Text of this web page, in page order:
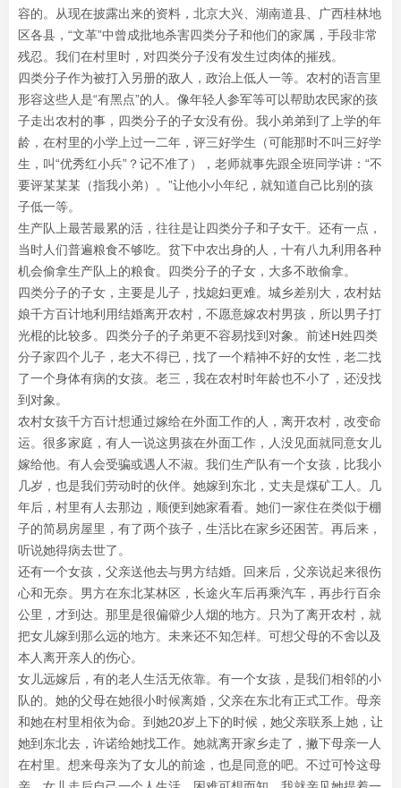
容的。从现在披露出来的资料，北京大兴、湖南道县、广西桂林地
区各县，“文革”中曾成批地杀害四类分子和他们的家属，手段非常
残忍。我们在村里时，对四类分子没有发生过肉体的摧残。
四类分子作为被打入另册的敌人，政治上低人一等。农村的语言里
形容这些人是“有黑点”的人。像年轻人参军等可以帮助农民家的孩
子走出农村的事，四类分子的子女没有份。我小弟弟到了上学的年
龄，在村里的小学上过一二年，评三好学生（可能那时不叫三好学
生，叫“优秀红小兵”？记不准了），老师就事先跟全班同学讲：“不
要评某某某（指我小弟）。”让他小小年纪，就知道自己比别的孩
子低一等。
生产队上最苦最累的活，往往是让四类分子和子女干。还有一点，
当时人们普遍粮食不够吃。贫下中农出身的人，十有八九利用各种
机会偷拿生产队上的粮食。四类分子的子女，大多不敢偷拿。
四类分子的子女，主要是儿子，找媳妇更难。城乡差别大，农村姑
娘千方百计地利用结婚离开农村，不愿意嫁农村男孩，所以男子打
光棍的比较多。四类分子的子弟更不容易找到对象。前述H姓四类
分子家四个儿子，老大不得已，找了一个精神不好的女性，老二找
了一个身体有病的女孩。老三，我在农村时年龄也不小了，还没找
到对象。
农村女孩千方百计想通过嫁给在外面工作的人，离开农村，改变命
运。很多家庭，有人一说这男孩在外面工作，人没见面就同意女儿
嫁给他。有人会受骗或遇人不淑。我们生产队有一个女孩，比我小
几岁，也是我们劳动时的伙伴。她嫁到东北，丈夫是煤矿工人。几
年后，村里有人去那边，顺便到她家看看。她们一家住在类似于棚
子的简易房屋里，有了两个孩子，生活比在家乡还困苦。再后来，
听说她得病去世了。
还有一个女孩，父亲送他去与男方结婚。回来后，父亲说起来很伤
心和无奈。男方在东北某林区，长途火车后再乘汽车，再步行百余
公里，才到达。那里是很偏僻少人烟的地方。只为了离开农村，就
把女儿嫁到那么远的地方。未来还不知怎样。可想父母的不舍以及
本人离开亲人的伤心。
女儿远嫁后，有的老人生活无依靠。有一个女孩，是我们相邻的小
队的。她的父母在她很小时候离婚，父亲在东北有正式工作。母亲
和她在村里相依为命。到她20岁上下的时候，她父亲联系上她，让
她到东北去，许诺给她找工作。她就离开家乡走了，撇下母亲一人
在村里。想来母亲为了女儿的前途，也是同意的吧。不过可怜这母